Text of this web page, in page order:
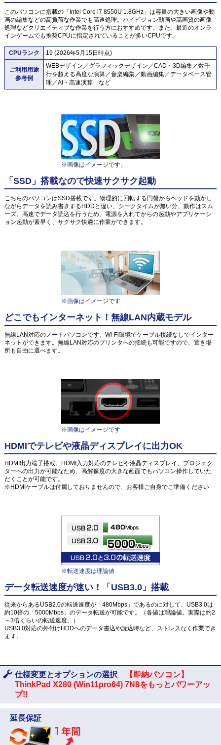
このパソコンに搭載の「Intel Core i7 8550U 1.8GHz」は容量の大きい画像や動
画の編集などの高負荷な作業でも高速処理。ハイビジョン動画や高画質の画像
処理などクリエイティブな作業を行う方におすすめです。また、最近のオンラ
インゲームでも推奨CPUに指定されていることが多いCPUです。
CPUランク 19 (2026年5月15日時点)
ご利用用途
参考例
WEBデザイン／グラフィックデザイン／CAD・3D編集／数千
行を超える高度な演算／音楽編集／動画編集／データベース管
理／AI・高速演算 など
※画像はイメージです。
「SSD」搭載なので快速サクサク起動
こちらのパソコンはSSD搭載です。物理的に回転する円盤からヘッドを動かし
ながらデータを読み書きするHDDと違い、シークタイムが無い分、動作はスム
ーズ。高速でデータ読込を行うため、電源を入れてからの起動やアプリケーシ
ョン起動が素早く、サクサク快適に作業ができます。
※画像はイメージです
どこでもインターネット！無線LAN内蔵モデル
無線LAN対応のノートパソコンです。Wi-Fi環境でケーブル接続なしでインター
ネットができます。無線LAN対応のプリンタへの接続も可能ですので、置き場
所も自由に選べます。
※画像はイメージです
HDMIでテレビや液晶ディスプレイに出力OK
HDMI出力端子搭載。HDMI入力対応のテレビや液晶ディスプレイ、プロジェク
ターへの出力が可能なため、高解像度の大きな画面でもパソコン操作していた
だくことが可能です。
※HDMIケーブルは付属しておりませんので、お客様ご自身でご準備ください
※転送速度は理論値
データ転送速度が速い！「USB3.0」搭載
従来からあるUSB2.0の転送速度が「480Mbps」であるのに対して、USB3.0は
約10倍の「5000Mbps」のデータ転送が可能です。（各値は理論値。実際は約2
～3倍くらいの転送速度。）
USB3.0対応の外付けHDDへのデータ書込や読込時など、ストレスなく作業でき
ます。
仕様変更とオプションの選択
【即納パソコン】
ThinkPad X280 (Win11pro64) 7N8をもっとパワーアッ
プ!!
延長保証